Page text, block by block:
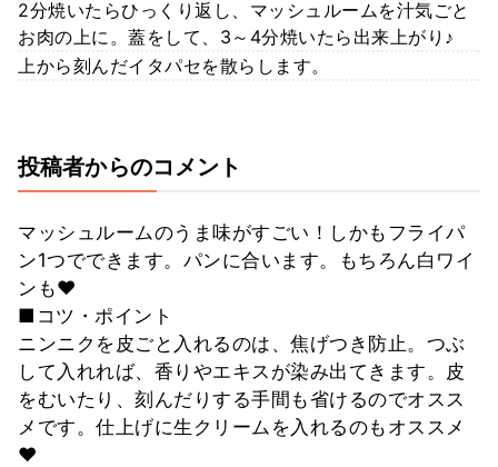
2分焼いたらひっくり返し、マッシュルームを汁気ごと
お肉の上に。蓋をして、3～4分焼いたら出来上がり♪
上から刻んだイタパセを散らします。
投稿者からのコメント
マッシュルームのうま味がすごい！しかもフライパ
ン1つでできます。パンに合います。もちろん白ワイ
ンも❤
■コツ・ポイント
ニンニクを皮ごと入れるのは、焦げつき防止。つぶ
して入れれば、香りやエキスが染み出てきます。皮
をむいたり、刻んだりする手間も省けるのでオスス
メです。仕上げに生クリームを入れるのもオススメ
❤